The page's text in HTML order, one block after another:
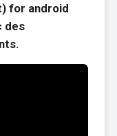
for android
des